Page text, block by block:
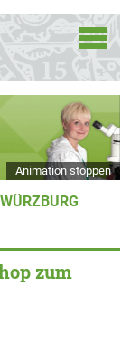
Animation stoppen
zum